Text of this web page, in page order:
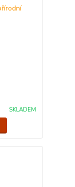
SKLADEM